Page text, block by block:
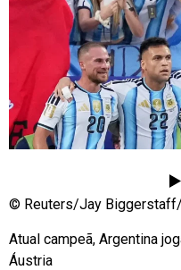
© Reuters/Jay
Atual campeã, Argentina
Áustria